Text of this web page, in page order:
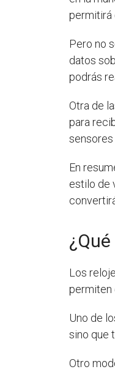
permitirá
Pero no
datos
podrás
Otra de
para
En
estilo de
Los
permiten
Uno de
sino que
Otro